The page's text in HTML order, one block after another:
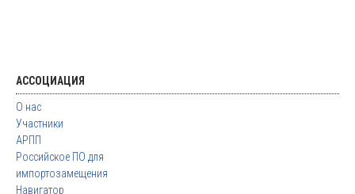
АССОЦИАЦИЯ
О нас
Участники
АРПП
Российское ПО для
импортозамещения
Навигатор